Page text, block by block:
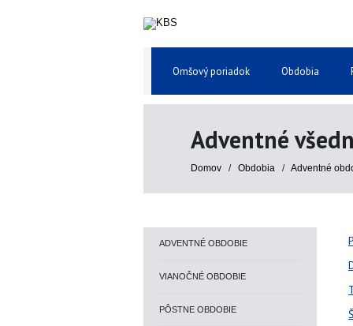
Omšový poriadok Obdobia
Adventné
Domov / Obdobia / Adventné
ADVENTNÉ OBDOBIE
VIANOČNÉ OBDOBIE
PÔSTNE OBDOBIE